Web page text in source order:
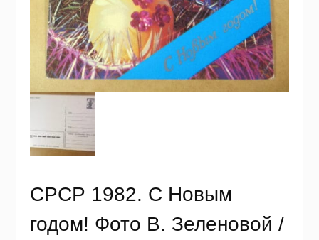
СРСР 1982. С Новым
годом! Фото В. Зеленовой /